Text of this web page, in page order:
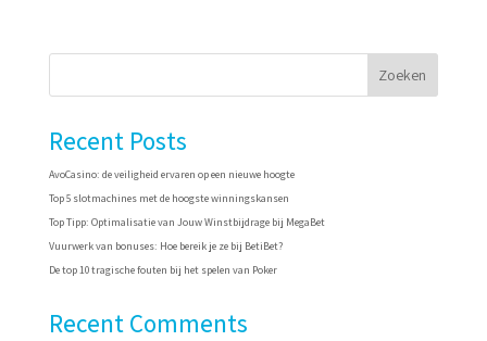
Zoeken
Recent Posts
AvoCasino: de veiligheid ervaren op een nieuwe hoogte
Top 5 slotmachines met de hoogste winningskansen
Top Tipp: Optimalisatie van Jouw Winstbijdrage bij MegaBet
Vuurwerk van bonuses: Hoe bereik je ze bij BetiBet?
De top 10 tragische fouten bij het spelen van Poker
Recent Comments